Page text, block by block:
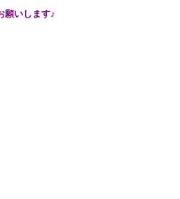
願いします♪